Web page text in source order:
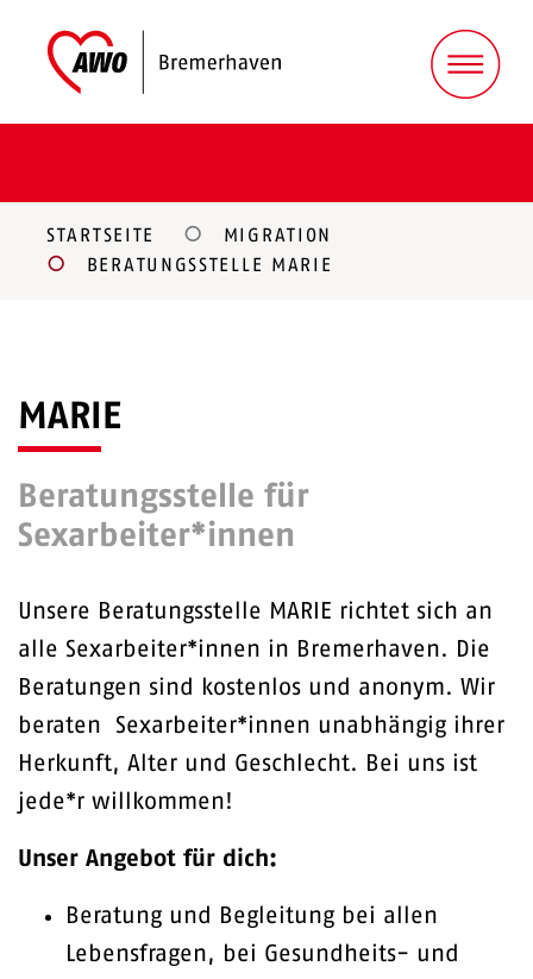
STARTSEITE
MIGRATION
BERATUNGSSTELLE MARIE
MARIE
Beratungsstelle für
Sexarbeiter*innen
Unsere Beratungsstelle MARIE richtet sich an
alle Sexarbeiter*innen in Bremerhaven. Die
Beratungen sind kostenlos und anonym. Wir
beraten Sexarbeiter*innen unabhängig ihrer
Herkunft, Alter und Geschlecht. Bei uns ist
jede*r willkommen!
Unser Angebot für dich:
Beratung und Begleitung bei allen
Lebensfragen, bei Gesundheits- und